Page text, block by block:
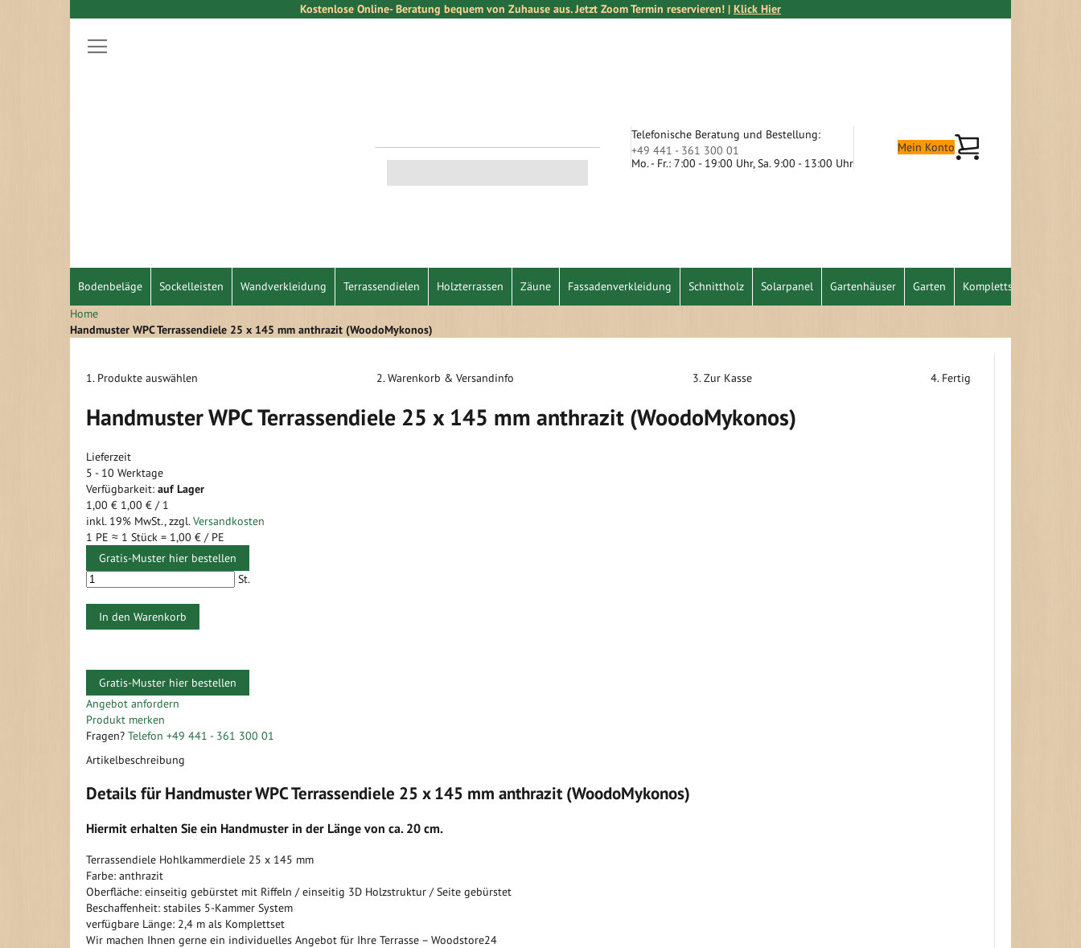
Kostenlose Online- Beratung bequem von Zuhause aus. Jetzt Zoom Termin reservieren! | Klick Hier
zum
Inhalt
Telefonische Beratung und Bestellung:
+49 441 - 361 300 01
Mo. - Fr.: 7:00 - 19:00 Uhr, Sa. 9:00 - 13:00 Uhr
Mein Konto Mein Warenkorb
Bodenbeläge Sockelleisten Wandverkleidung Terrassendielen Holzterrassen Zäune Fassadenverkleidung Schnittholz Solarpanel Gartenhäuser Garten Komplettset
Home
Handmuster WPC Terrassendiele 25 x 145 mm anthrazit (WoodoMykonos)
1. Produkte auswählen 2. Warenkorb & Versandinfo 3. Zur Kasse 4. Fertig
Handmuster WPC Terrassendiele 25 x 145 mm anthrazit (WoodoMykonos)
Lieferzeit
5 - 10 Werktage
Verfügbarkeit: auf Lager
1,00 € 1,00 € / 1
inkl. 19% MwSt., zzgl. Versandkosten
1 PE ≈ 1 Stück = 1,00 € / PE
Gratis-Muster hier bestellen
St.
In den Warenkorb
Gratis-Muster hier bestellen
Zum
Ende
der
springen
Zum
Anfang
der
springen
Angebot anfordern
Produkt merken
Fragen? Telefon +49 441 - 361 300 01
Artikelbeschreibung
Details für Handmuster WPC Terrassendiele 25 x 145 mm anthrazit (WoodoMykonos)
Hiermit erhalten Sie ein Handmuster in der Länge von ca. 20 cm.
Terrassendiele Hohlkammerdiele 25 x 145 mm
Farbe: anthrazit
Oberfläche: einseitig gebürstet mit Riffeln / einseitig 3D Holzstruktur / Seite gebürstet
Beschaffenheit: stabiles 5-Kammer System
verfügbare Länge: 2,4 m als Komplettset
Wir machen Ihnen gerne ein individuelles Angebot für Ihre Terrasse – Woodstore24